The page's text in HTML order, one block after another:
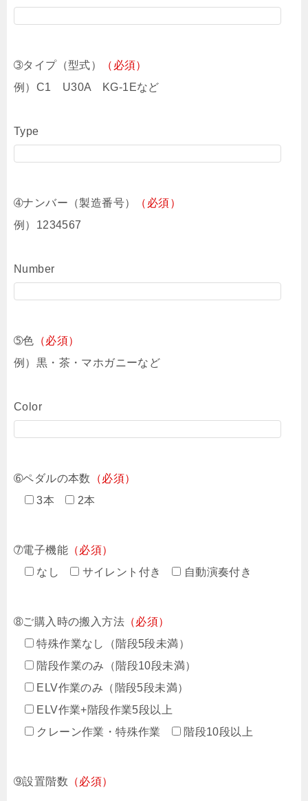
➂タイプ（型式）
（必須）
例）C1 U30A KG-1Eなど
Type
➃ナンバー（製造番号）
（必須）
例）1234567
Number
➄色 （必須）
例）黒・茶・マホガニーなど
Color
➅ペダルの本数
（必須）
3本
2本
➆電子機能 （必須）
なし
サイレント付き 自動演奏付き
➇ご購入時の搬入方法 （必須）
特殊作業なし（階段5段未満）
階段作業のみ（階段10段未満）
ELV作業のみ（階段5段未満）
ELV作業+階段作業5段以上
クレーン作業・特殊作業
階段10段以上
➈設置階数 （必須）